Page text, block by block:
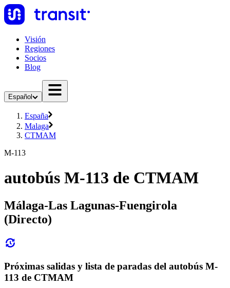
Visión
Regiones
Socios
Blog
Español
España
Malaga
CTMAM
M-113
autobús M-113 de CTMAM
Málaga-Las Lagunas-Fuengirola
(Directo)
Próximas salidas y lista de paradas del autobús M-
113 de CTMAM